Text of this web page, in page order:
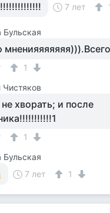
7 лет
Бульская
1
Чистяков
хворать; и после
1
Бульская
7 лет
1